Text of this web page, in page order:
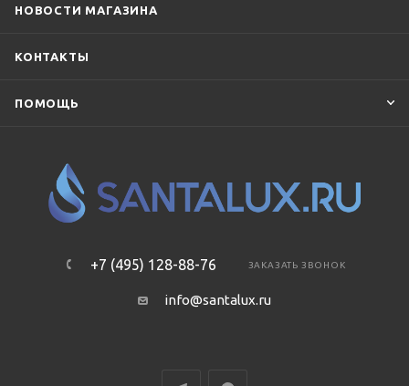
НОВОСТИ МАГАЗИНА
КОНТАКТЫ
ПОМОЩЬ
+7 (495) 128-88-76 ЗАКАЗАТЬ ЗВОНОК
info@santalux.ru